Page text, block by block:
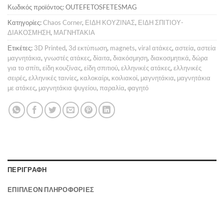
Κωδικός προϊόντος:OUTEFETOSFETESMAG
Κατηγορίες:Chaos Corner, ΕΙΔΗ ΚΟΥΖΙΝΑΣ, ΕΙΔΗ ΣΠΙΤΙΟΥ-
ΔΙΑΚΟΣΜΗΣΗ, ΜΑΓΝΗΤΑΚΙΑ
Ετικέτες: 3D Printed, 3d εκτύπωση, magnets, viral ατάκες, αστεία, αστεία
μαγνητάκια, γνωστές ατάκες, δίαιτα, διακόσμηση, διακοσμητικά, δώρα
για το σπίτι, είδη κουζίνας, είδη σπιτιού, ελληνικές ατάκες, ελληνικές
σειρές, ελληνικές ταινίες, καλοκαίρι, κοιλιακοί, μαγνητάκια, μαγνητάκια
με ατάκες, μαγνητάκια ψυγείου, παραλία, φαγητό
ΠΕΡΙΓΡΑΦΉ
ΕΠΙΠΛΈΟΝ ΠΛΗΡΟΦΟΡΊΕΣ